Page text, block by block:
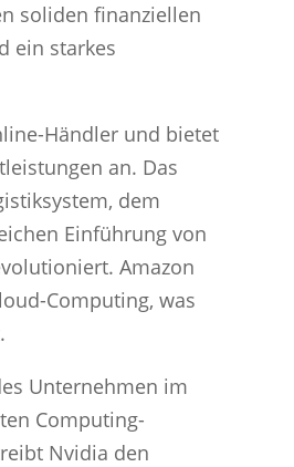
soliden finanziellen
ein starkes
Händler und bietet
an. Das
dem
Einführung von
Amazon
Computing, was
Unternehmen im
Computing-
Nvidia den